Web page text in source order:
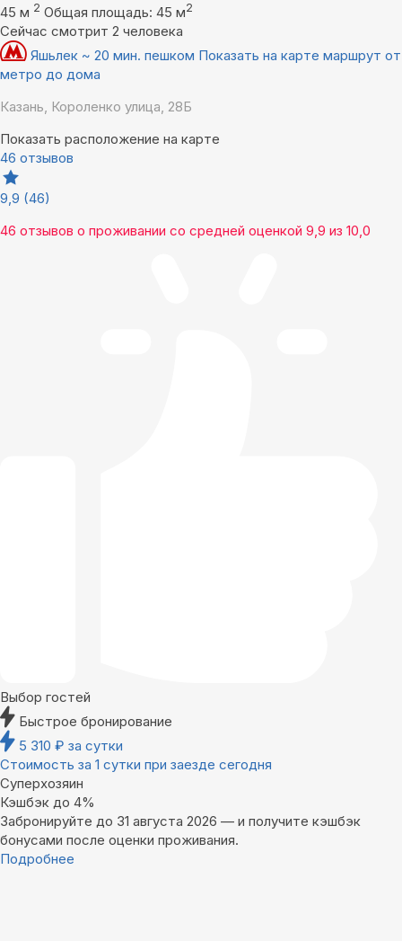
45 м 2 Общая площадь: 45 м2
Сейчас смотрит 2 человека
Яшьлек ~ 20 мин. пешком Показать на карте маршрут от
метро до дома
Казань, Короленко улица, 28Б
Показать расположение на карте
46 отзывов
9,9 (46)
46 отзывов о проживании со средней оценкой 9,9 из 10,0
Выбор гостей
Быстрое бронирование
5 310 ₽ за сутки
Стоимость за 1 сутки при заезде сегодня
Суперхозяин
Кэшбэк до 4%
Забронируйте до 31 августа 2026 — и получите кэшбэк
бонусами после оценки проживания.
Подробнее